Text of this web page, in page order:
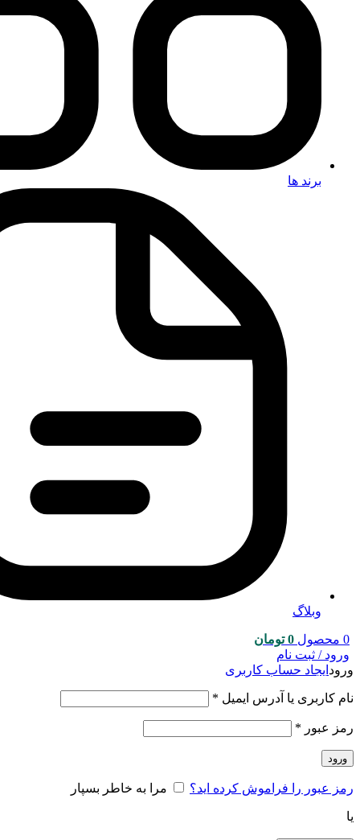
برند ها
وبلاگ
0 محصول 0 تومان
ورود / ثبت نام
ورود ایجاد حساب کاربری
نام کاربری یا آدرس ایمیل *
رمز عبور *
ورود
رمز عبور را فراموش کرده اید؟ مرا به خاطر بسپار
یا